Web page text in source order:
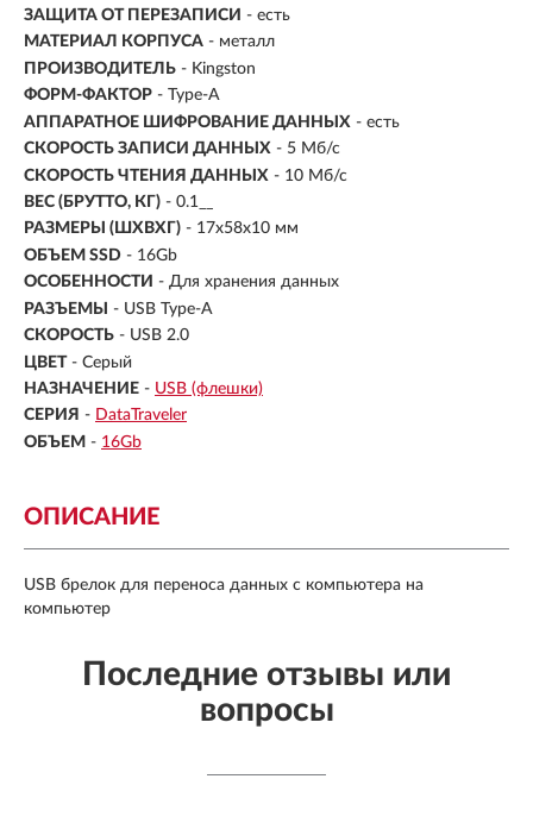
ЗАЩИТА ОТ ПЕРЕЗАПИСИ - есть
МАТЕРИАЛ КОРПУСА - металл
ПРОИЗВОДИТЕЛЬ - Kingston
ФОРМ-ФАКТОР - Type-A
АППАРАТНОЕ ШИФРОВАНИЕ ДАННЫХ - есть
СКОРОСТЬ ЗАПИСИ ДАННЫХ - 5 Мб/с
СКОРОСТЬ ЧТЕНИЯ ДАННЫХ - 10 Мб/с
ВЕС (БРУТТО, КГ) - 0.1__
РАЗМЕРЫ (ШXВXГ) - 17x58x10 мм
ОБЪЕМ SSD - 16Gb
ОСОБЕННОСТИ - Для хранения данных
РАЗЪЕМЫ
- USB Type-A
СКОРОСТЬ - USB 2.0
ЦВЕТ - Серый
НАЗНАЧЕНИЕ - USB (флешки)
СЕРИЯ - DataTraveler
ОБЪЕМ - 16Gb
ОПИСАНИЕ
USB брелок для переноса данных с компьютера на
компьютер
Последние отзывы или
вопросы